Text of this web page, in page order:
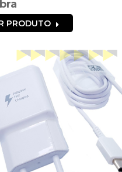
PRODUTO